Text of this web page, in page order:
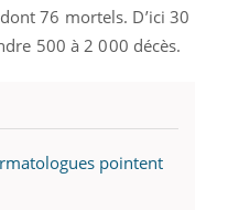
76 mortels. D’ici 30
500 à 2 000 décès.
pointent